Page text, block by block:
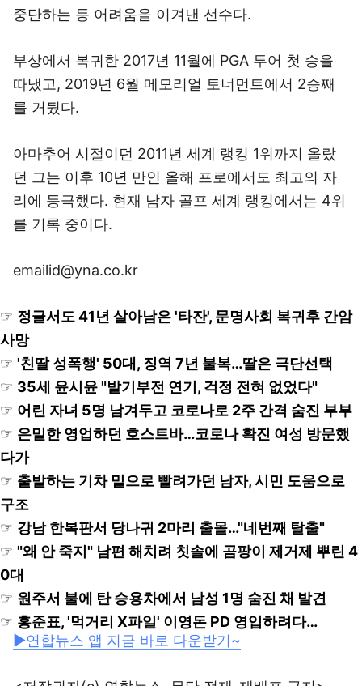
중단하는 등 어려움을 이겨낸 선수다.
부상에서 복귀한 2017년 11월에 PGA 투어 첫 승을
따냈고, 2019년 6월 메모리얼 토너먼트에서 2승째
를 거뒀다.
아마추어 시절이던 2011년 세계 랭킹 1위까지 올랐
던 그는 이후 10년 만인 올해 프로에서도 최고의 자
리에 등극했다. 현재 남자 골프 세계 랭킹에서는 4위
를 기록 중이다.
emailid@yna.co.kr
☞ 정글서도 41년 살아남은 '타잔', 문명사회 복귀후 간암
사망
☞ '친딸 성폭행' 50대, 징역 7년 불복…딸은 극단선택
☞ 35세 윤시윤 "발기부전 연기, 걱정 전혀 없었다"
☞ 어린 자녀 5명 남겨두고 코로나로 2주 간격 숨진 부부
☞ 은밀한 영업하던 호스트바…코로나 확진 여성 방문했
다가
☞ 출발하는 기차 밑으로 빨려가던 남자, 시민 도움으로
구조
☞ 강남 한복판서 당나귀 2마리 출몰…"네번째 탈출"
☞ "왜 안 죽지" 남편 해치려 칫솔에 곰팡이 제거제 뿌린 4
0대
☞ 원주서 불에 탄 승용차에서 남성 1명 숨진 채 발견
☞ 홍준표, '먹거리 X파일' 이영돈 PD 영입하려다…
▶연합뉴스 앱 지금 바로 다운받기~